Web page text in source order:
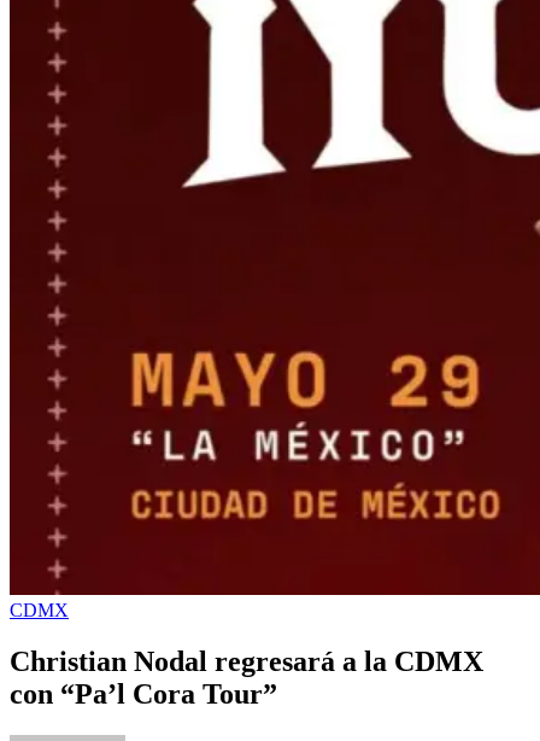
CDMX
Christian Nodal regresará a la CDMX
con “Pa’l Cora Tour”